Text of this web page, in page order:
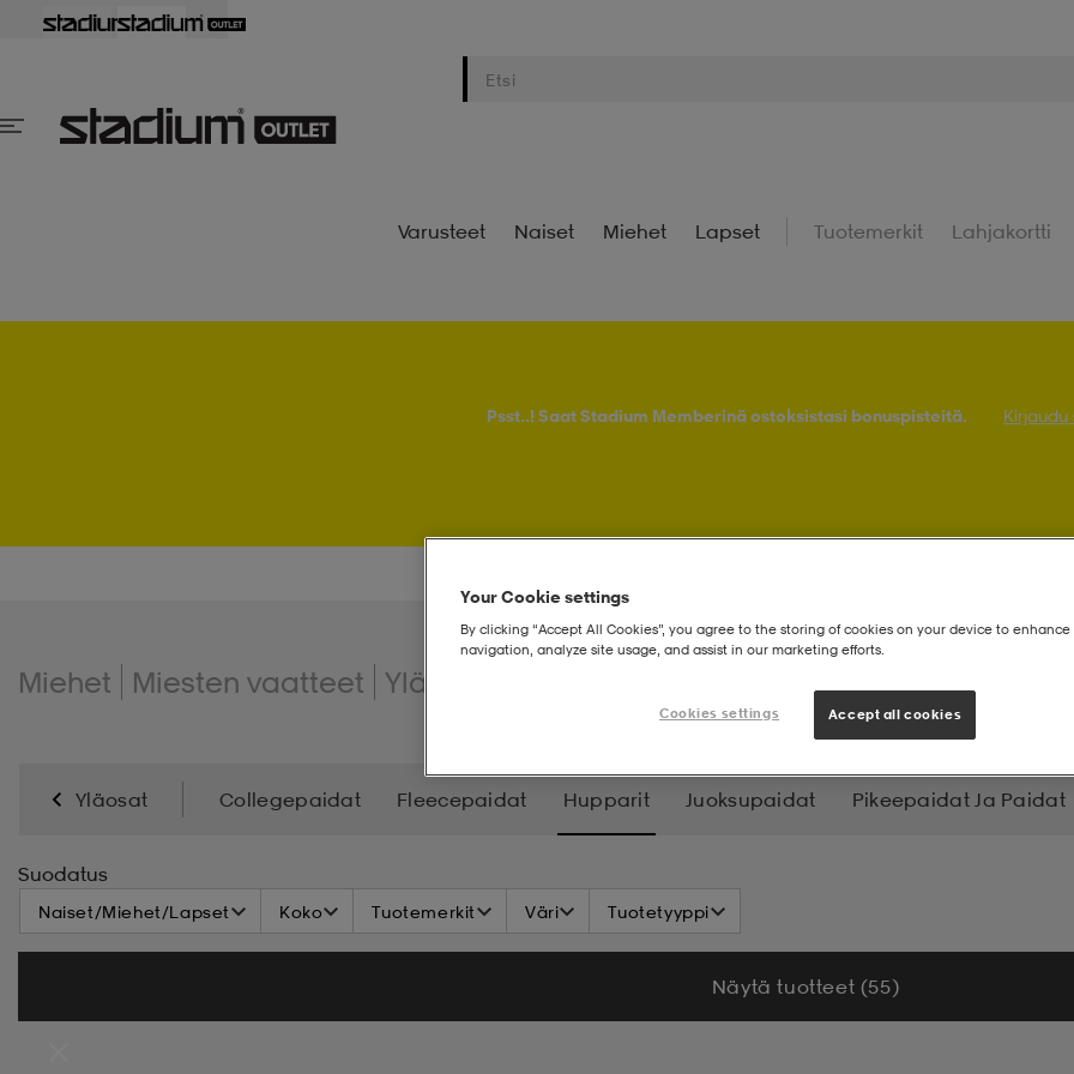
Varusteet Naiset Miehet Lapset Tuotemerkit Lahjakortti
Psst..! Saat Stadium Memberinä ostoksistasi bonuspisteitä. Kirjaudu
Miehet Miesten vaatteet Yläosat
Yläosat Collegepaidat Fleecepaidat Hupparit Juoksupaidat Pikeepaidat Ja Paidat
Suodatus
Naiset/Miehet/Lapset Koko Tuotemerkit Väri Tuotetyyppi
Näytä tuotteet (55)
Your Cookie settings
By clicking “Accept All Cookies”, you agree to the storing of cookies on your device to enhance
navigation, analyze site usage, and assist in our marketing efforts.
Cookies settings Accept all cookies